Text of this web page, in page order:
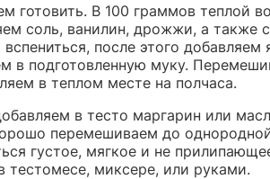
готовить. В 100 граммов теплой
соль, ванилин, дрожжи, а также
после этого
в подготовленную муку.
в теплом месте на полчаса.
в тесто маргарин или
перемешиваем до
густое, мягкое и не
тестомесе, миксере, или руками.